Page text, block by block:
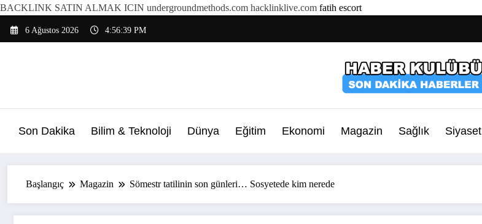
BACKLINK SATIN ALMAK ICIN undergroundmethods.com hacklinklive.com fatih escort
atla
6 Ağustos 2026 4:56:42 PM
Son Dakika Bilim & Teknoloji Dünya Eğitim Ekonomi Magazin Sağlık Siyaset
Başlangıç Magazin Sömestr tatilinin son günleri… Sosyetede kim nerede